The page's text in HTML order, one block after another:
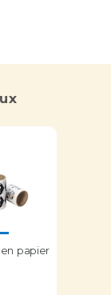
papier